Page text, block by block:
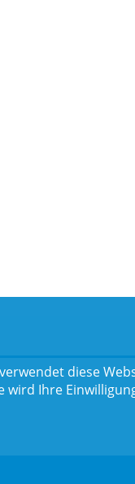
diese
Ihre